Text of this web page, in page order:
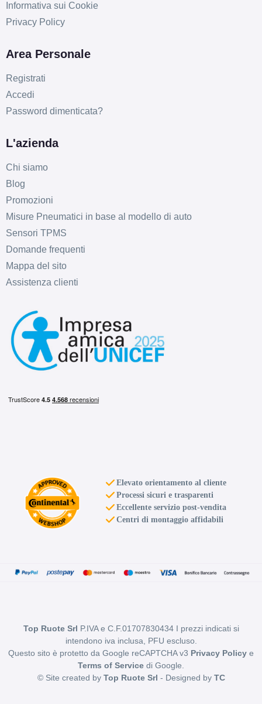
Informativa sui Cookie
Privacy Policy
Area Personale
Registrati
Accedi
Password dimenticata?
L'azienda
Chi siamo
Blog
Promozioni
Misure Pneumatici in base al modello di auto
Sensori TPMS
Domande frequenti
Mappa del sito
Assistenza clienti
Elevato orientamento al cliente
Processi sicuri e trasparenti
Eccellente servizio post-vendita
Centri di montaggio affidabili
Top Ruote Srl P.IVA e C.F.01707830434 I prezzi indicati si
intendono iva inclusa, PFU escluso.
Questo sito è protetto da Google reCAPTCHA v3 Privacy Policy e
Terms of Service di Google.
© Site created by Top Ruote Srl - Designed by TC